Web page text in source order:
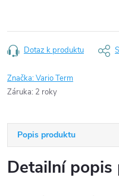
Dotaz k produktu
Značka:Vario Term
Záruka: 2 roky
Popis produktu
Detailní